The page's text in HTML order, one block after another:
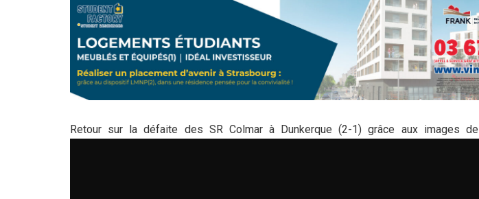
Retour sur la défaite des SR Colmar à Dunkerque (2-1) grâce aux images de